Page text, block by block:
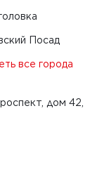
Посад
все города
дом 42,